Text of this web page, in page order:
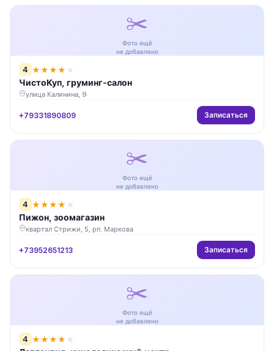
✂️
Фото ещё
не добавлено
4 ★★★★ ★
ЧистоКуп, груминг-салон
улица Калинина, 9
+79331890809 Записаться
✂️
Фото ещё
не добавлено
4 ★★★★ ★
Пижон, зоомагазин
квартал Стрижи, 5, рп. Маркова
+73952651213 Записаться
✂️
Фото ещё
не добавлено
4 ★★★★ ★